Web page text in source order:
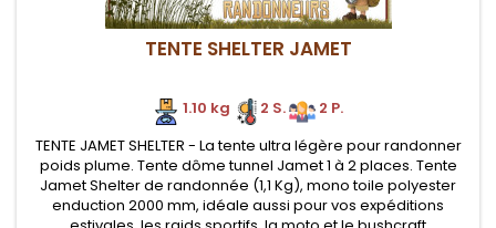
TENTE SHELTER JAMET
1.10 kg 2 S.
2 P.
TENTE JAMET SHELTER - La tente ultra légère pour randonner
poids plume. Tente dôme tunnel Jamet 1 à 2 places. Tente
Jamet Shelter de randonnée (1,1 Kg), mono toile polyester
enduction 2000 mm, idéale aussi pour vos expéditions